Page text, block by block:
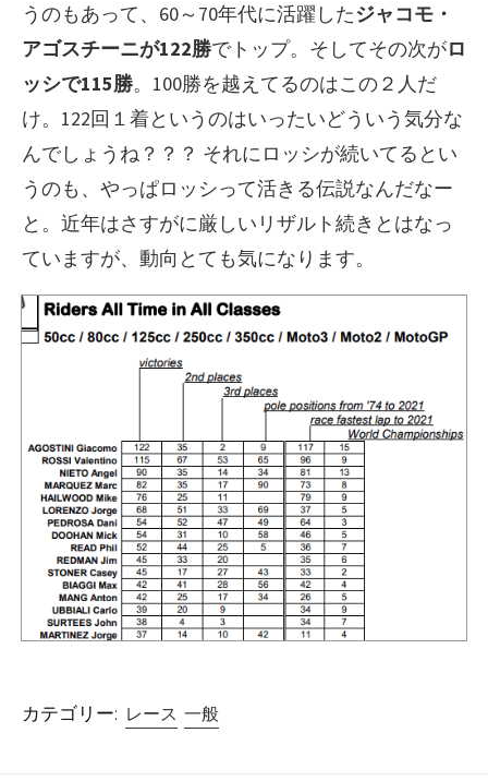
うのもあって、60～70年代に活躍したジャコモ・
アゴスチーニが122勝でトップ。そしてその次がロ
ッシで115勝。100勝を越えてるのはこの２人だ
け。122回１着というのはいったいどういう気分な
んでしょうね？？？ それにロッシが続いてるとい
うのも、やっぱロッシって活きる伝説なんだなー
と。近年はさすがに厳しいリザルト続きとはなっ
ていますが、動向とても気になります。
カテゴリー: レース 一般